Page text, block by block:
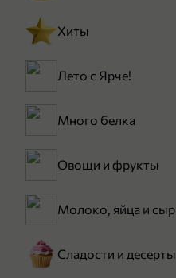
Хиты
Лето с Ярче!
Много белка
Овощи и фрукты
Молоко, яйца и сыр
Сладости и десерты